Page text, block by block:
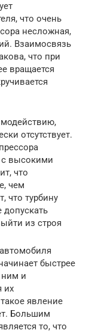
что очень
несложная,
Взаимосвязь
что при
вращается
отсутствует.
с высокими
что
чем
что турбину
из строя
быстрее
ним и
их
явление
Большим
то, что